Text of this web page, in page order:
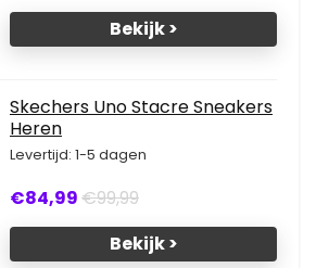
Bekijk >
Skechers Uno Stacre Sneakers
Heren
Levertijd: 1-5 dagen
€84,99€99,99
Bekijk >